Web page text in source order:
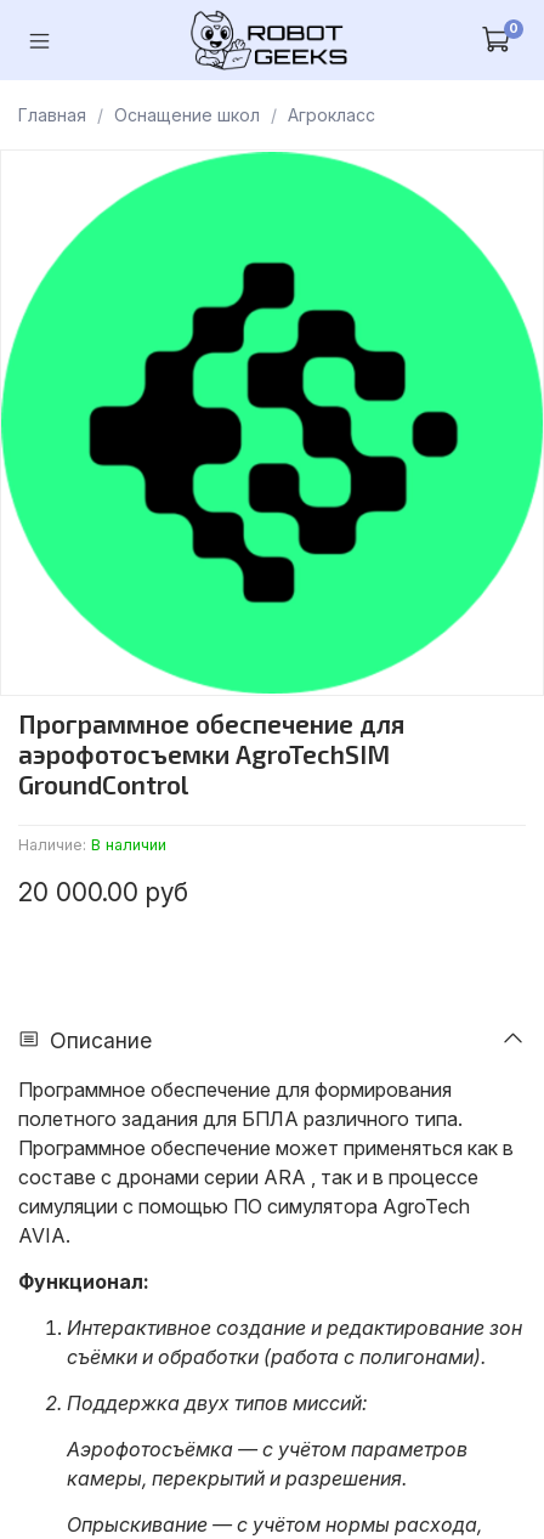
0
Главная Оснащение школ Агрокласс
Наличие: В наличии
Программное обеспечение для
аэрофотосъемки AgroTechSIM
GroundControl
20 000.00 руб
Описание
Программное обеспечение для формирования
полетного задания для БПЛА различного типа.
Программное обеспечение может применяться как в
составе с дронами серии ARA , так и в процессе
симуляции с помощью ПО симулятора AgroTech
AVIA.
Функционал:
Интерактивное создание и редактирование зон
съёмки и обработки (работа с полигонами).
Поддержка двух типов миссий:
Аэрофотосъёмка — с учётом параметров
камеры, перекрытий и разрешения.
Опрыскивание — с учётом нормы расхода,